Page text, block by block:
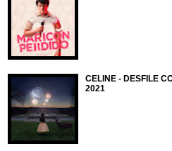
CELINE - DESFILE
2021